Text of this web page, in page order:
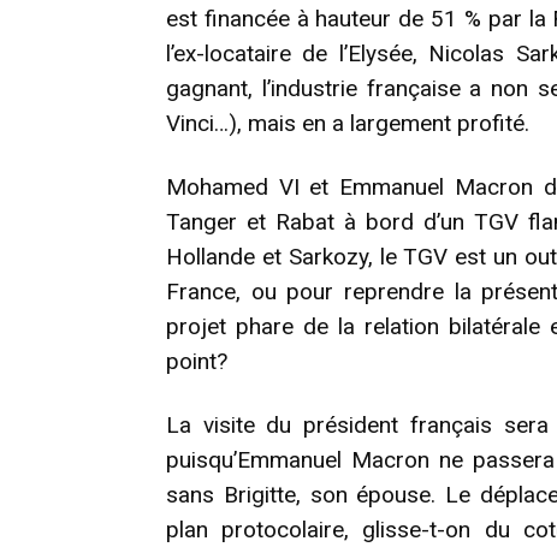
est financée à hauteur de 51 % par
l’ex-locataire de l’Elysée, Nicolas
gagnant, l’industrie française a non
Vinci…), mais en a largement profité.
Mohamed VI et Emmanuel Macron
Tanger et Rabat à bord d’un TGV
Hollande et Sarkozy, le TGV est un
France, ou pour reprendre la
projet phare de la relation bilatérale
point?
La visite du président français
puisqu’Emmanuel Macron ne
sans Brigitte, son épouse. Le
plan protocolaire, glisse-t-on du